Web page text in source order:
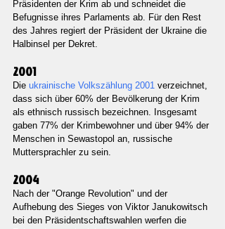
Präsidenten der Krim ab und schneidet die
Befugnisse ihres Parlaments ab. Für den Rest
des Jahres regiert der Präsident der Ukraine die
Halbinsel per Dekret.
2001
Die ukrainische Volkszählung 2001 verzeichnet,
dass sich über 60% der Bevölkerung der Krim
als ethnisch russisch bezeichnen. Insgesamt
gaben 77% der Krimbewohner und über 94% der
Menschen in Sewastopol an, russische
Muttersprachler zu sein.
2004
Nach der "Orange Revolution" und der
Aufhebung des Sieges von Viktor Janukowitsch
bei den Präsidentschaftswahlen werfen die